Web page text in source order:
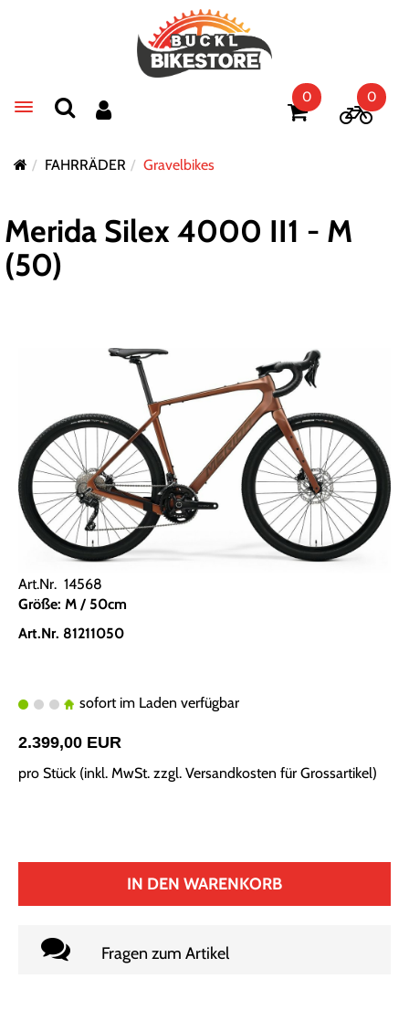
Toggle navigation
0 0
FAHRRÄDER Gravelbikes
Merida Silex 4000 II1 - M
(50)
Art.Nr. 14568
Größe: M / 50cm
Art.Nr. 81211050
sofort im Laden verfügbar
2.399,00 EUR
pro Stück (inkl. MwSt. zzgl. Versandkosten für Grossartikel)
IN DEN WARENKORB
Fragen zum Artikel